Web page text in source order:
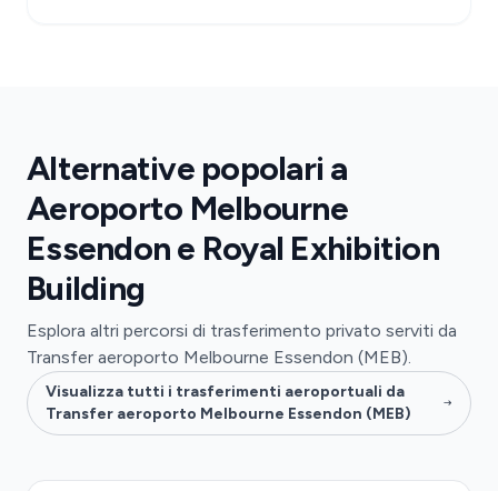
Alternative popolari a
Aeroporto Melbourne
Essendon e Royal Exhibition
Building
Esplora altri percorsi di trasferimento privato serviti da
Transfer aeroporto Melbourne Essendon (MEB).
Visualizza tutti i trasferimenti aeroportuali da
Transfer aeroporto Melbourne Essendon (MEB)